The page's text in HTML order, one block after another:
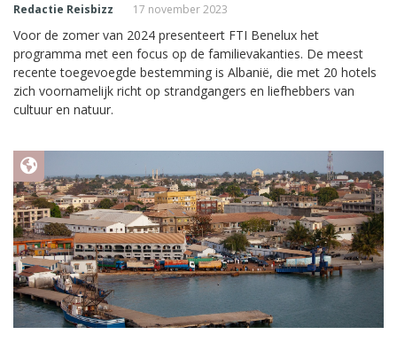
Redactie Reisbizz 17 november 2023
Voor de zomer van 2024 presenteert FTI Benelux het
programma met een focus op de familievakanties. De meest
recente toegevoegde bestemming is Albanië, die met 20 hotels
zich voornamelijk richt op strandgangers en liefhebbers van
cultuur en natuur.